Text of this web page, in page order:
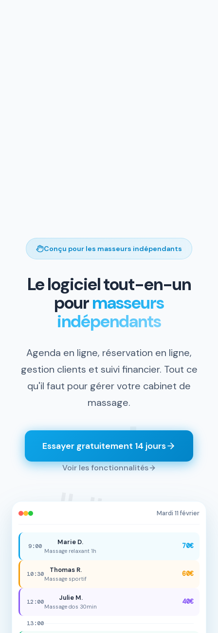
💆
🧘
Conçu pour les masseurs indépendants
Le logiciel tout-en-un
pourmasseurs
indépendants
Agenda en ligne, réservation en ligne,
gestion clients et suivi financier. Tout ce
qu'il faut pour gérer votre cabinet de
massage.
Essayer gratuitement 14 jours
Voir les fonctionnalités
Mardi 11 février
9:00 Marie D.
Massage relaxant 1h
70€
10:30 Thomas R.
Massage sportif
60€
12:00 Julie M.
Massage dos 30min
40€
13:00